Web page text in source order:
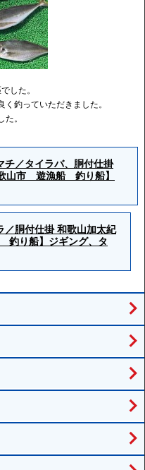
した。
釣っていただきました。
。
チ／タイラバ、胴付仕掛
山市 遊漁船 釣り船】
／胴付仕掛 和歌山加太紀
り船】ジギング、タ